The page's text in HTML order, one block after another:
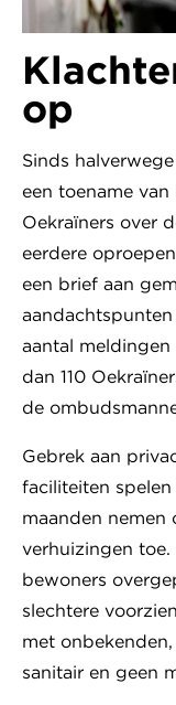
op
Sinds
een toename
Oekraïners over
eerdere
een brief aan
aantal
dan 110
de
Gebrek aan
faciliteiten
maanden nemen
verhuizingen
bewoners
slechtere
met
sanitair en geen